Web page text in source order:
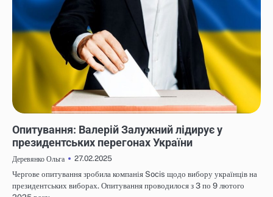
Опитування: Валерій Залужний лідирує у
президентських перегонах України
Деревянко Ольга
27.02.2025
Чергове опитування зробила компанія Socis щодо вибору українців на
президентських виборах. Опитування проводилося з 3 по 9 лютого